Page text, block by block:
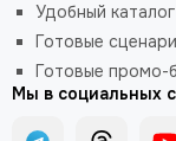
Удобный
Готовые
Готовые промо-
Мы в социальных